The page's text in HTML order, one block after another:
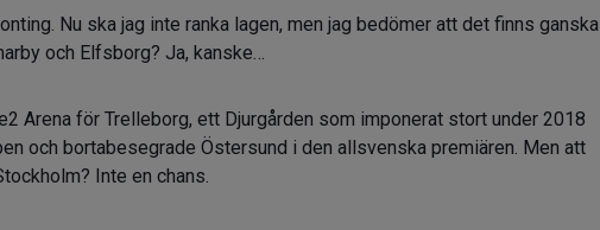
Nu ska jag inte ranka lagen, men jag bedömer att det finns ganska
och Elfsborg? Ja, kanske…
Arena för Trelleborg, ett Djurgården som imponerat stort under 2018
och bortabesegrade Östersund i den allsvenska premiären. Men att
Inte en chans.